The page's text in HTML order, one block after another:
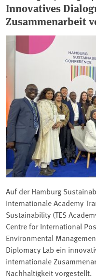
Innovatives
Zusammenarbeit
Auf der Hamburg
Internationale Academy
Sustainability (TES
Centre for International
Environmental
Diplomacy Lab ein
internationale
Nachhaltigkeit vorgestellt.